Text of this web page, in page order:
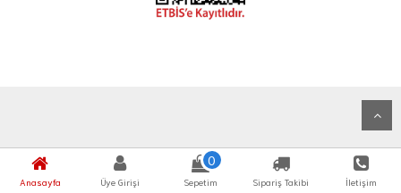
Anasayfa Üye Girişi
0
Sepetim Sipariş Takibi İletişim